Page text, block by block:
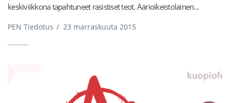
keskiviikkona tapahtuneet rasistiset teot. Äärioikeistolainen...
PEN Tiedotus / 23 marraskuuta 2015